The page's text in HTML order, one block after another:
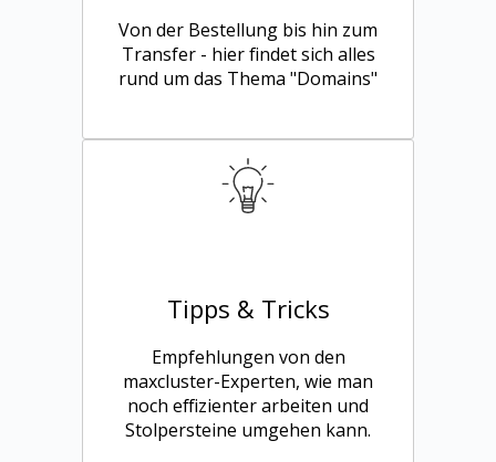
Von der Bestellung bis hin zum
Transfer - hier findet sich alles
rund um das Thema "Domains"
Tipps & Tricks
Empfehlungen von den
maxcluster-Experten, wie man
noch effizienter arbeiten und
Stolpersteine umgehen kann.